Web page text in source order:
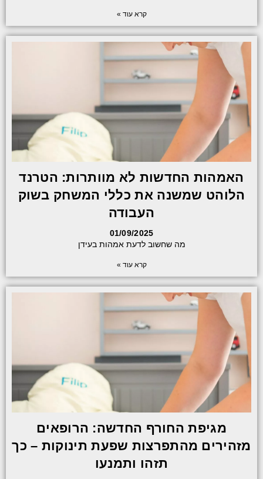
קרא עוד »
האמהות החדשות לא מוותרות: הטרנד
הלוהט שמשנה את כללי המשחק בשוק
העבודה
01/09/2025
מה שחשוב לדעת אמהות בעידן
קרא עוד »
מגיפת החורף החדשה: הרופאים
מזהירים מהתפרצות שפעת תינוקות – כך
תזהו ותמנעו